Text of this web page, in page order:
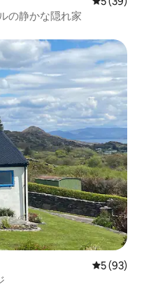
の静かな隠れ家
レビュー
5 (93)